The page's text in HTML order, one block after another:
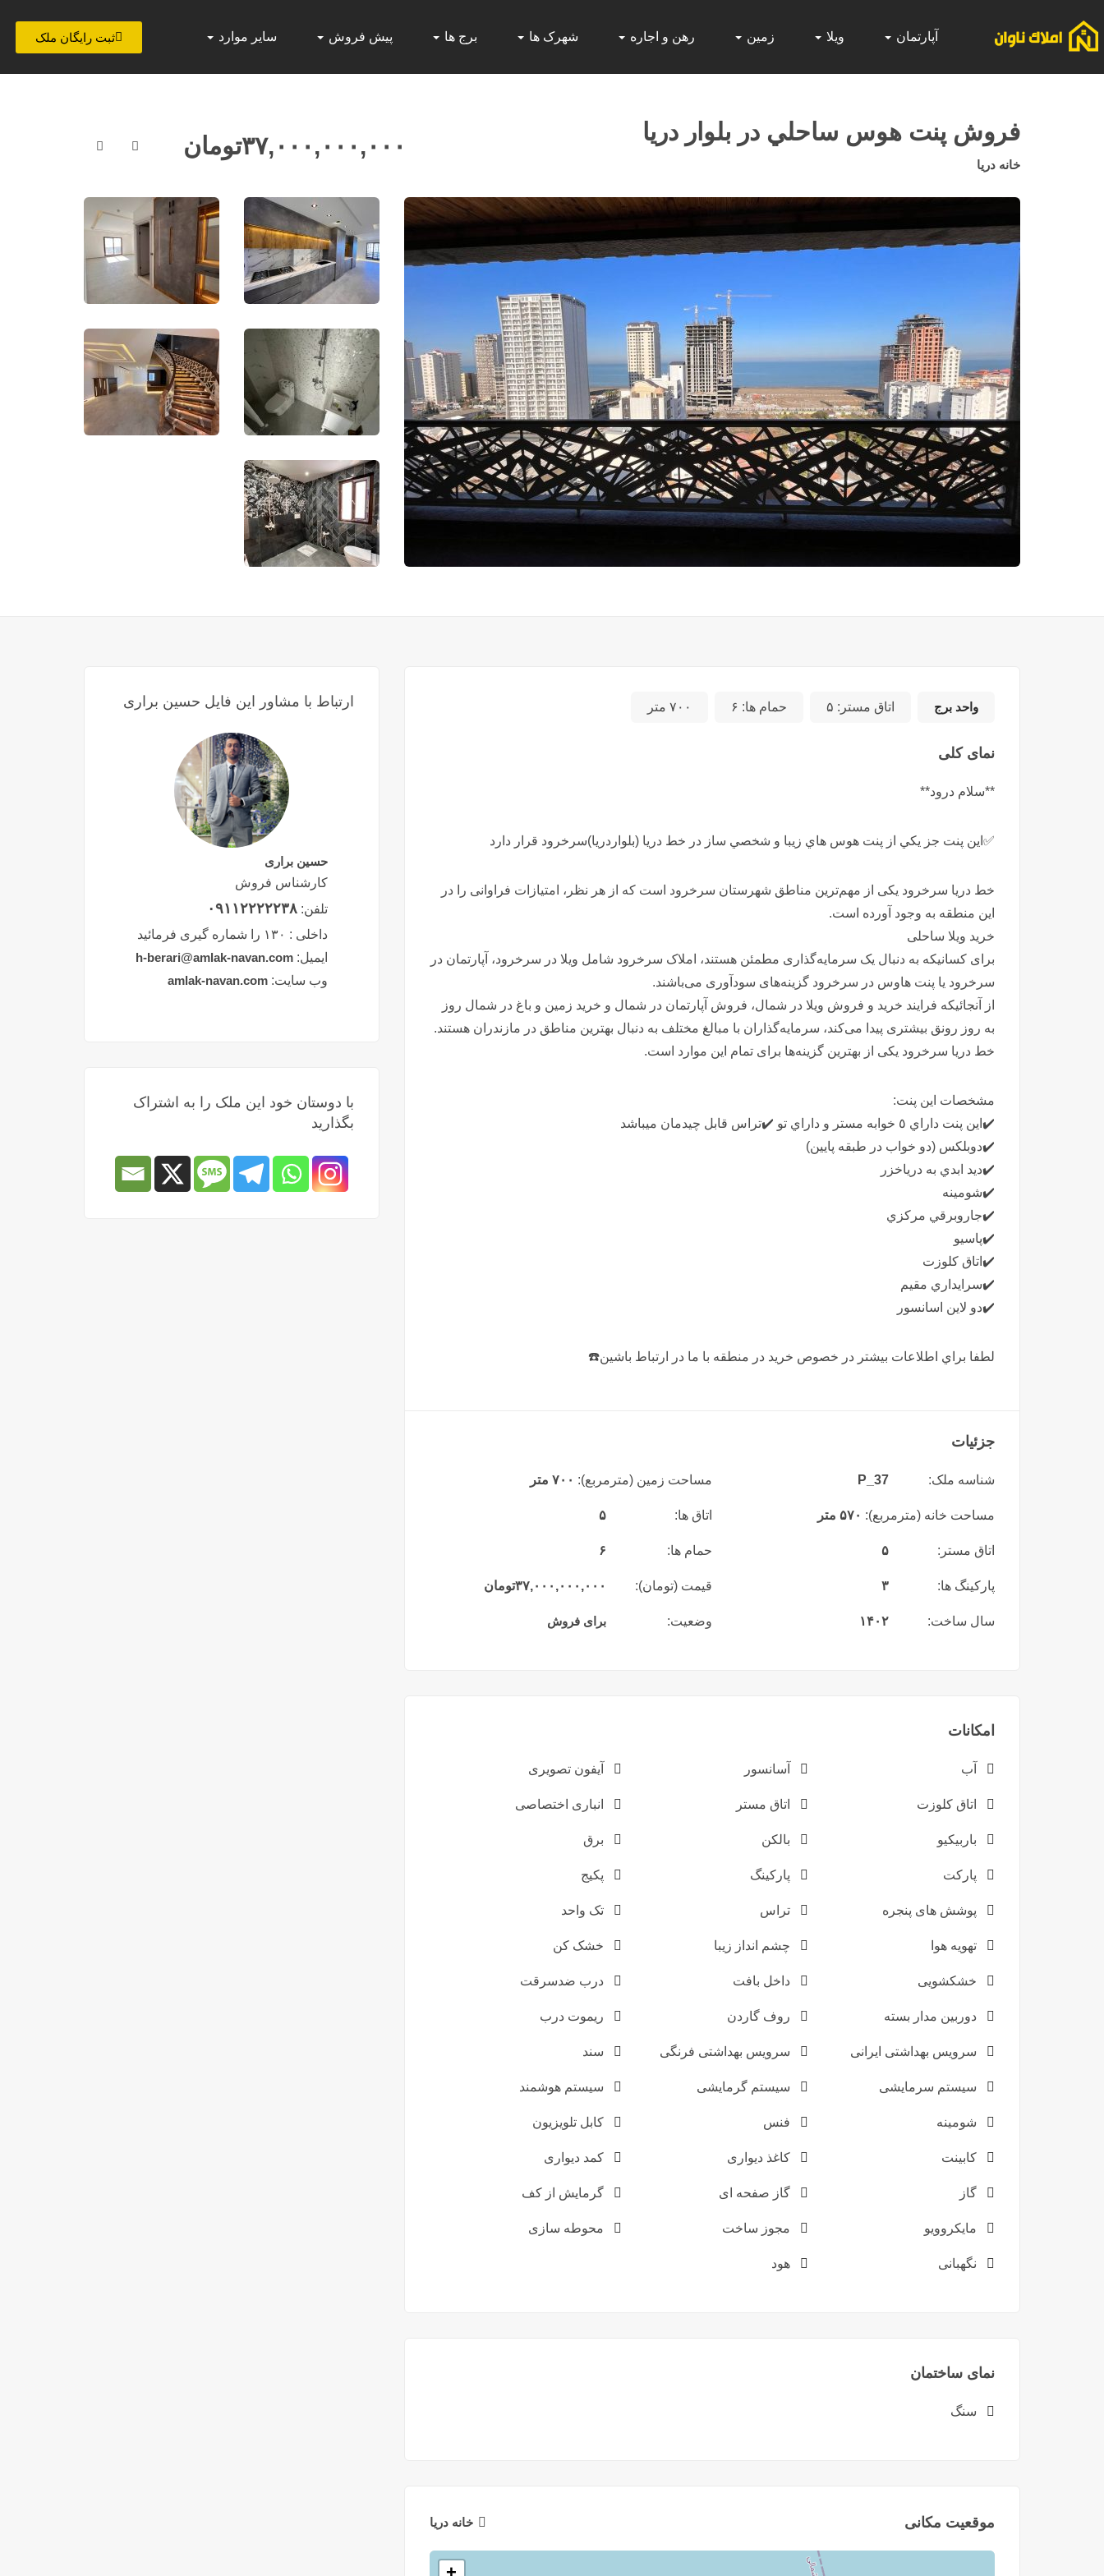
آپارتمان ویلا زمین رهن و اجاره شهرک ها برج ها پیش فروش سایر موارد ثبت رایگان ملک
فروش پنت هوس ساحلي در بلوار دريا
خانه دريا
۳۷,۰۰۰,۰۰۰,۰۰۰تومان
واحد برج اتاق مستر: ۵ حمام ها: ۶ ۷۰۰ متر
نمای کلی
**سلام درود**
✅اين پنت جز يكي از پنت هوس هاي زيبا و شخصي ساز در خط دريا (بلواردريا)سرخرود قرار دارد
خط دریا سرخرود یکی از مهم‌ترین مناطق شهرستان سرخرود است که از هر نظر، امتیازات فراوانی را در
این منطقه به وجود آورده است.
خرید ویلا ساحلی
برای کسانیکه به دنبال یک سرمایه‌گذاری مطمئن هستند، املاک سرخرود شامل ویلا در سرخرود، آپارتمان در
سرخرود یا پنت هاوس در سرخرود گزینه‌های سودآوری می‌باشند.
از آنجائیکه فرایند خرید و فروش ویلا در شمال، فروش آپارتمان در شمال و خرید زمین و باغ در شمال روز
به روز رونق بیشتری پیدا می‌کند، سرمایه‌گذاران با مبالغ مختلف به دنبال بهترین مناطق در مازندران هستند.
خط دریا سرخرود یکی از بهترین گزینه‌ها برای تمام این موارد است.
مشخصات اين پنت:
✔️اين پنت داراي ٥ خوابه مستر و داراي تو ✔️تراس قابل چيدمان ميباشد
✔️دوبلكس (دو خواب در طبقه پايين)
✔️ديد ابدي به درياخزر
✔️شومينه
✔️جاروبرقي مركزي
✔️پاسيو
✔️اتاق كلوزت
✔️سرايداري مقيم
✔️دو لاين اسانسور
لطفا براي اطلاعات بيشتر در خصوص خريد در منطقه با ما در ارتباط باشين☎️
جزئیات
شناسه ملک: P_37 مساحت زمین (مترمربع): ۷۰۰ متر
مساحت خانه (مترمربع): ۵۷۰ متر اتاق ها: ۵
اتاق مستر: ۵ حمام ها: ۶
پارکینگ ها: ۳ قیمت (تومان): ۳۷,۰۰۰,۰۰۰,۰۰۰تومان
سال ساخت: ۱۴۰۲ وضعیت: برای فروش
امکانات
آب آسانسور آیفون تصویری
اتاق کلوزت اتاق مستر انباری اختصاصی
باربیکیو بالکن برق
پارکت پارکینگ پکیج
پوشش های پنجره تراس تک واحد
تهویه هوا چشم انداز زیبا خشک کن
خشکشویی داخل بافت درب ضدسرقت
دوربین مدار بسته روف گاردن ریموت درب
سرویس بهداشتی ایرانی سرویس بهداشتی فرنگی سند
سیستم سرمایشی سیستم گرمایشی سیستم هوشمند
شومینه فنس کابل تلویزیون
کابینت کاغذ دیواری کمد دیواری
گاز گاز صفحه ای گرمایش از کف
مایکروویو مجوز ساخت محوطه سازی
نگهبانی هود
نمای ساختمان
سنگ
موقعیت مکانی خانه دريا
ارتباط با مشاور این فایل حسین براری
حسین براری
کارشناس فروش
تلفن: ۰۹۱۱۲۲۲۲۲۳۸
داخلی : ۱۳۰ را شماره گیری فرمائید
ایمیل: h-berari@amlak-navan.com
وب سایت: amlak-navan.com
با دوستان خود این ملک را به اشتراک
بگذارید